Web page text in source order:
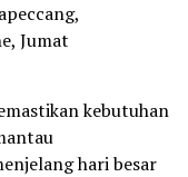
Jumat
kebutuhan
hari besar